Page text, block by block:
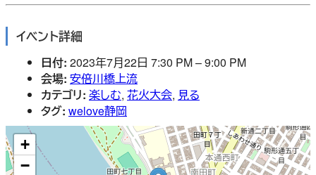
イベント詳細
日付: 2023年7月22日 7:30 PM–9:00 PM
会場: 安倍川橋上流
カテゴリ: 楽しむ, 花火大会, 見る
タグ: welove静岡
+
−